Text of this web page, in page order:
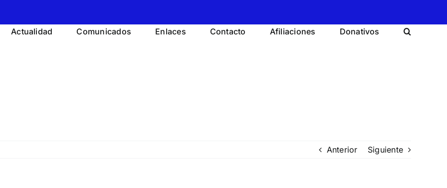
Actualidad Comunicados Enlaces Contacto Afiliaciones Donativos
Anterior Siguiente